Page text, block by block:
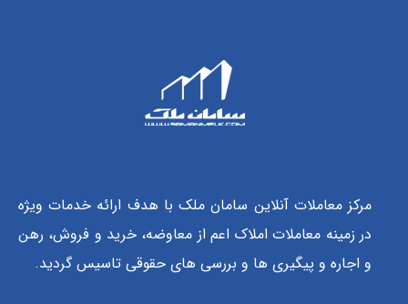
مرکز معاملات آنلاین سامان ملک با هدف ارائه خدمات ویژه
در زمینه معاملات املاک اعم از معاوضه، خرید و فروش، رهن
و اجاره و پیگیری ها و بررسی های حقوقی تاسیس گردید.